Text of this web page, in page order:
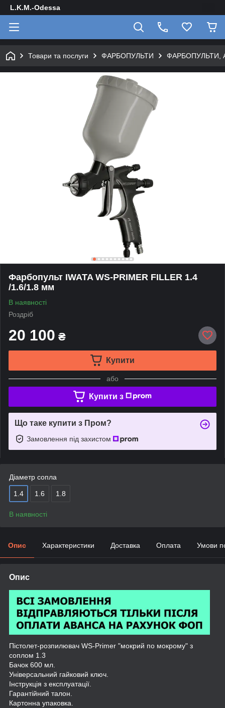
L.K.M.-Odessa
Товари та послуги ФАРБОПУЛЬТИ ФАРБОПУЛЬТИ,
Фарбопульт IWATA WS-PRIMER FILLER 1.4
/1.6/1.8 мм
В наявності
Роздріб
20 100 ₴
Купити
або
Купити з
Що таке купити з Пром?
Замовлення під захистом
Діаметр сопла
1.4 1.6 1.8
В наявності
Опис Характеристики Доставка Оплата Умови
Опис
Пістолет-розпилювач WS-Primer "мокрий по мокрому" з
соплом 1.3
Бачок 600 мл.
Універсальний гайковий ключ.
Інструкція з експлуатації.
Гарантійний талон.
Картонна упаковка.